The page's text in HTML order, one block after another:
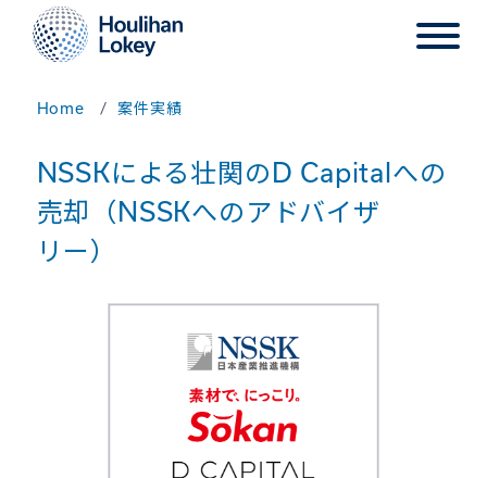
Home 案件実績
NSSKによる壮関のD Capitalへの
売却（NSSKへのアドバイザ
リー）